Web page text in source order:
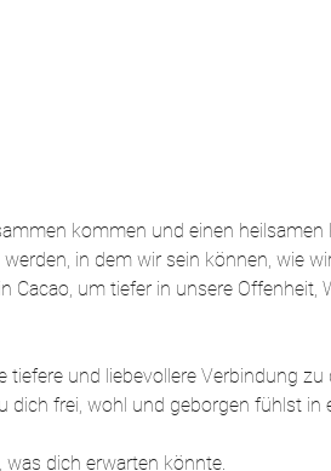
kommen und einen heilsamen
in dem wir sein können, wie
Cacao, um tiefer in unsere Offenheit,
und liebevollere Verbindung
frei, wohl und geborgen fühlst in
was dich erwarten könnte.